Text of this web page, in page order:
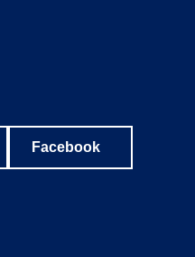
Facebook